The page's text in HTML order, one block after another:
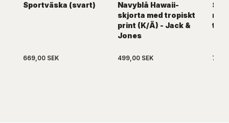
Sportväska (svart)
669,00 SEK
Navyblå Hawaii-
skjorta med tropiskt
print (K/Ä) - Jack &
Jones
499,00 SEK